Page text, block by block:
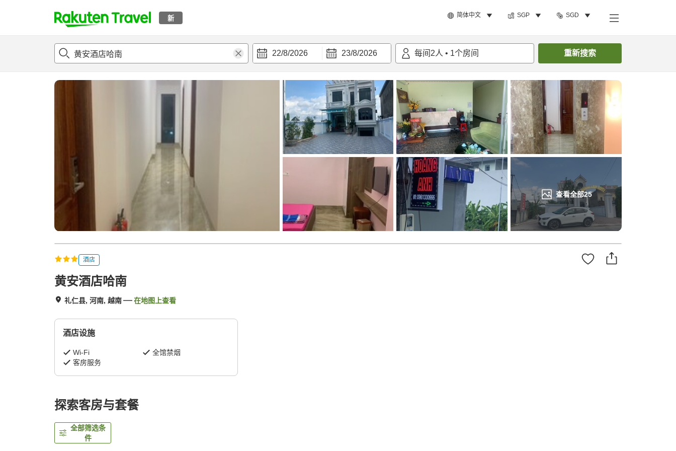
新 简体中文 SGP SGD
t
p
a
22/8/2026 23/8/2026 每间 2人 • 1个房间 重新搜索
查看全部25
概况 客房及住宿套餐评论 搜索客房
酒店
黄安酒店哈南
礼仁县, 河南, 越南 在地图上查看
酒店设施
Wi-Fi
全馆禁烟
客房服务
探索客房与套餐
全部筛选条
件